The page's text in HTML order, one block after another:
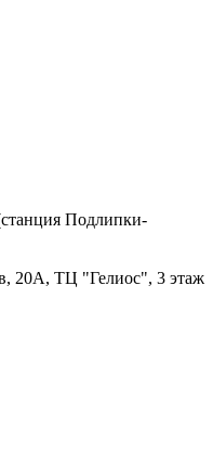
Подлипки-
20А, ТЦ "Гелиос", 3 этаж